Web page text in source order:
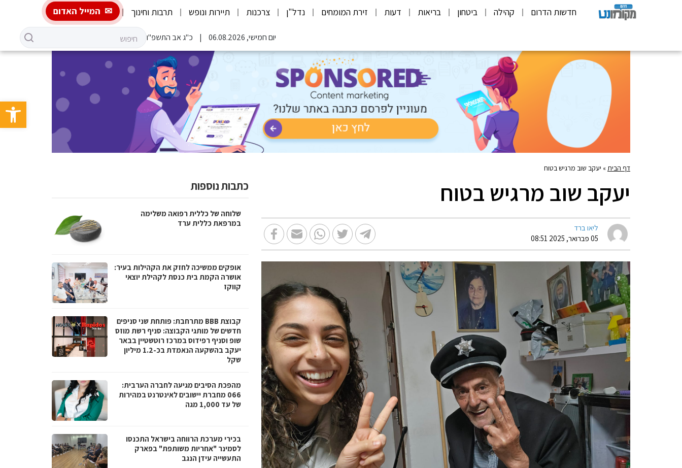
פתח
חדשות הדרום קהילה ביטחון בריאות דעות זירת המומחים נדל"ן צרכנות תיירות ונופש תרבות וחינוך המייל האדום
יום חמישי, 06.08.2026 כ"ג אב התשפ"ו
דף הבית » יעקב שוב מרגיש בטוח
יעקב שוב מרגיש בטוח
ליאו ברד
05 פברואר, 2025 08:51
כתבות נוספות
שלוחה של כללית רפואה משלימה
במרפאת כללית ערד
אופקים ממשיכה לחזק את הקהילות בעיר:
אושרה הקמת בית כנסת לקהילת יוצאי
קווקז
קבוצת BBB מתרחבת: פותחת שני סניפים
חדשים של מותגי הקבוצה: סניף רשת מוזס
שופ וסניף רפידוס במרכז רוטשטיין בבאר
יעקב בהשקעה הנאמדת בכ-1.2 מיליון
שקל
מהפכת הסיבים מגיעה לחברה הערבית:
066 מחברת יישובים לאינטרנט במהירות
של עד 1,000 מגה
בכירי מערכת הרווחה בישראל התכנסו
לסמינר "אחריות משותפת" בפארק
התעשייה עידן הנגב